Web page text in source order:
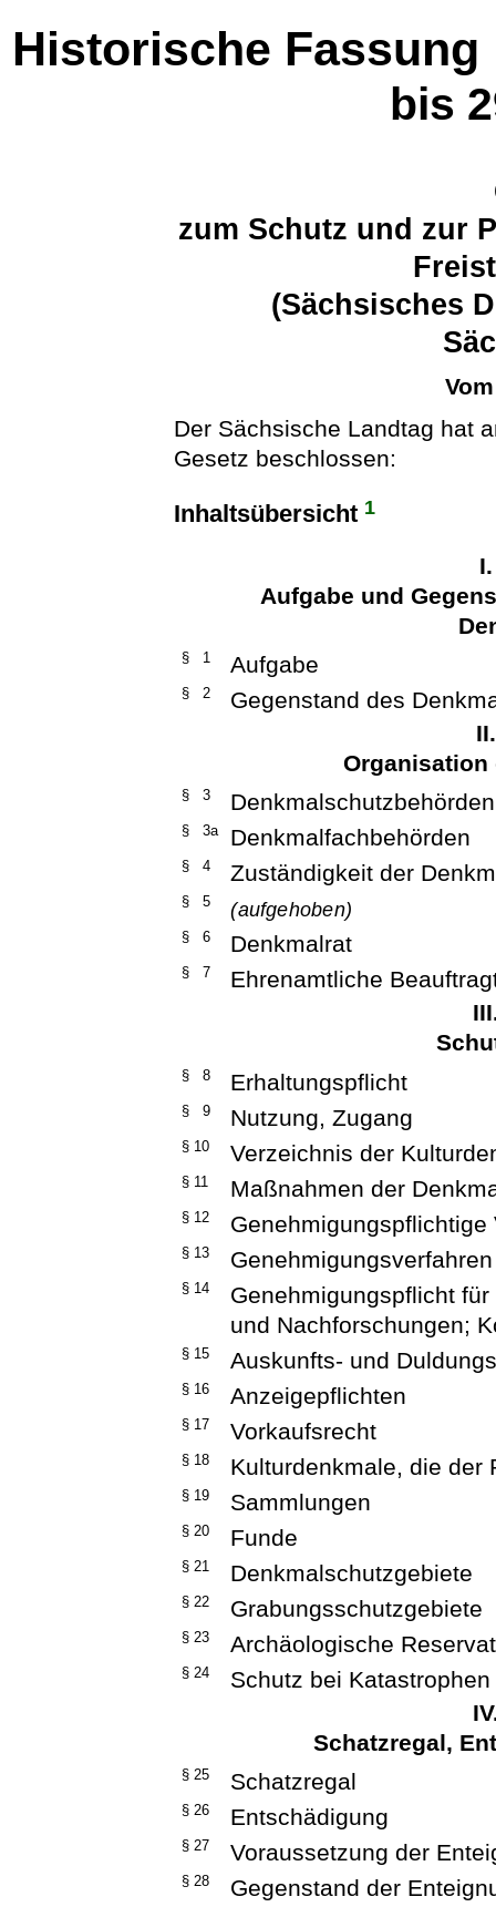
Historische Fassung
bis
zum Schutz und zur
(Sächsisches
Der Sächsische Landtag hat
Gesetz beschlossen:
Inhaltsübersicht 1
Aufgabe und
§ 1 Aufgabe
§ 2
Gegenstand des
Organisation
§ 3 Denkmalschutzbehörden
§ 3a Denkmalfachbehörden
§ 4 Zuständigkeit der
§ 5 (aufgehoben)
§ 6 Denkmalrat
§ 7
Ehrenamtliche
§ 8 Erhaltungspflicht
§ 9 Nutzung, Zugang
§ 10 Verzeichnis der
§ 11 Maßnahmen der
§ 12
§ 13 Genehmigungsverfahren
§ 14
Genehmigungspflicht
und Nachforschungen;
§ 15 Auskunfts- und
§ 16 Anzeigepflichten
§ 17 Vorkaufsrecht
§ 18 Kulturdenkmale, die der
§ 19 Sammlungen
§ 20 Funde
§ 21 Denkmalschutzgebiete
§ 22 Grabungsschutzgebiete
§ 23 Archäologische
§ 24
Schutz bei Katastrophen
Schatzregal,
§ 25 Schatzregal
§ 26 Entschädigung
§ 27 Voraussetzung der
§ 28 Gegenstand der